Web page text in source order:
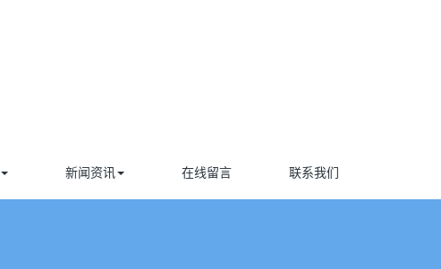
新闻资讯 在线留言 联系我们